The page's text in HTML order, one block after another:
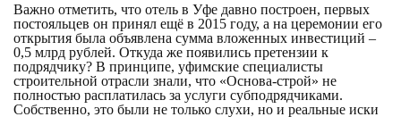
Важно отметить, что отель в Уфе давно построен, первых
постояльцев он принял ещё в 2015 году, а на церемонии его
открытия была объявлена сумма вложенных инвестиций –
0,5 млрд рублей. Откуда же появились претензии к
подрядчику? В принципе, уфимские специалисты
строительной отрасли знали, что «Основа-строй» не
полностью расплатилась за услуги субподрядчиками.
Собственно, это были не только слухи, но и реальные иски